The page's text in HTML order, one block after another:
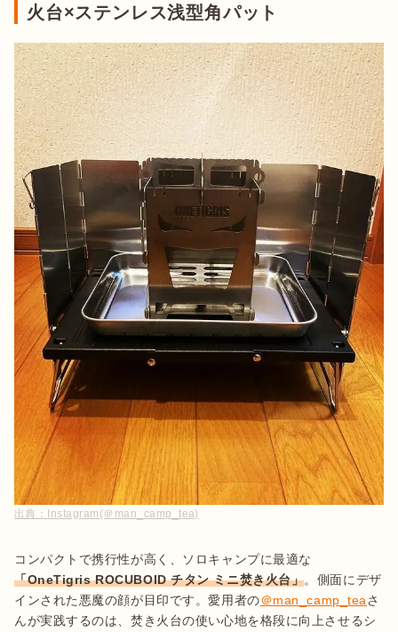
火台×ステンレス浅型角パット
出典： Instagram(＠man_camp_tea)
コンパクトで携行性が高く、ソロキャンプに最適な
「OneTigris ROCUBOID チタン ミニ焚き火台」。側面にデザ
インされた悪魔の顔が目印です。愛用者の＠man_camp_tea さ
んが実践するのは、焚き火台の使い心地を格段に向上させるシ